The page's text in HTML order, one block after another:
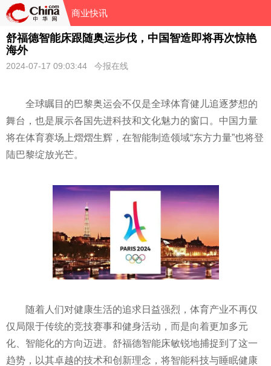
商业快讯
舒福德智能床跟随奥运步伐，中国智造即将再次惊艳
海外
2024-07-17 09:03:44 今报在线
全球瞩目的巴黎奥运会不仅是全球体育健儿追逐梦想的
舞台，也是展示各国先进科技和文化魅力的窗口。中国力量
将在体育赛场上熠熠生辉，在智能制造领域“东方力量”也将登
陆巴黎绽放光芒。
随着人们对健康生活的追求日益强烈，体育产业不再仅
仅局限于传统的竞技赛事和健身活动，而是向着更加多元
化、智能化的方向迈进。舒福德智能床敏锐地捕捉到了这一
趋势，以其卓越的技术和创新理念，将智能科技与睡眠健康